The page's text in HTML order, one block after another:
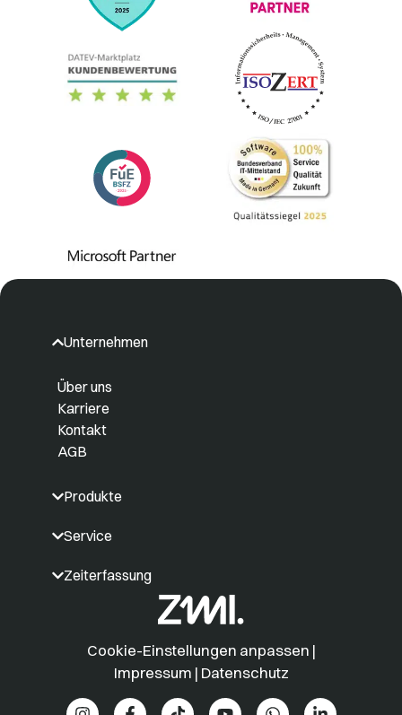
Unternehmen
Über uns
Karriere
Kontakt
AGB
Produkte
Service
Zeiterfassung
Cookie-Einstellungen anpassen |
Impressum | Datenschutz